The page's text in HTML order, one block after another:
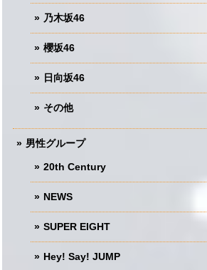
乃木坂46
櫻坂46
日向坂46
その他
男性グループ
20th Century
NEWS
SUPER EIGHT
Hey! Say! JUMP